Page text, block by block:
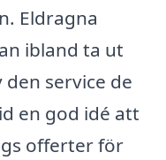
Eldragna
ibland ta ut
service de
en god idé att
offerter för